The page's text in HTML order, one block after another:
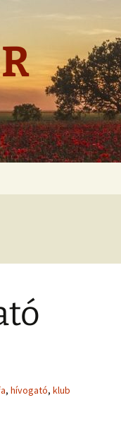
, hívogató, klub